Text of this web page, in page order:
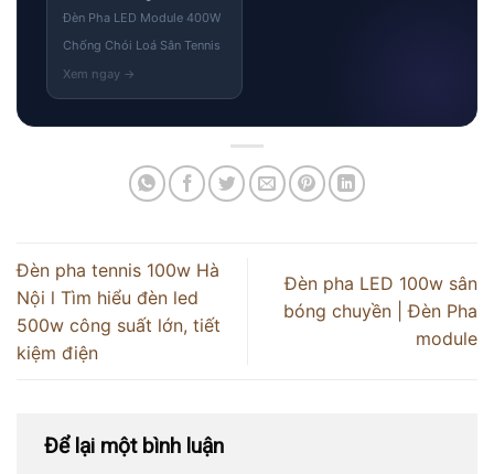
Đèn Pha LED Module 400W
Chống Chói Loá Sân Tennis
Đèn pha tennis 100w Hà
Nội l Tìm hiểu đèn led
500w công suất lớn, tiết
kiệm điện
Đèn pha LED 100w sân
bóng chuyền | Đèn Pha
module
Để lại một bình luận